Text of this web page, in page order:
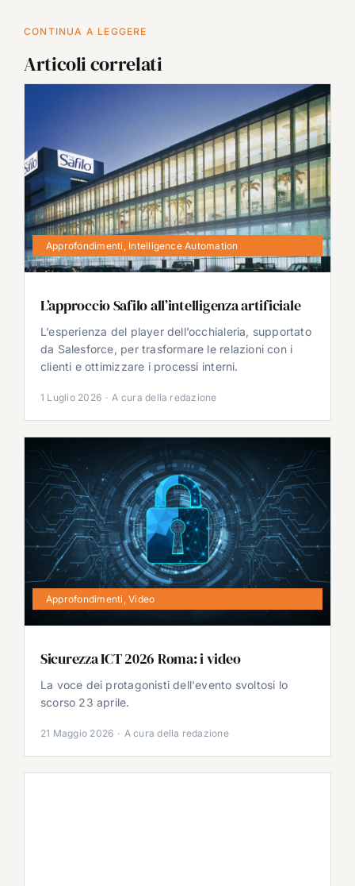
CONTINUA A LEGGERE
Articoli correlati
Approfondimenti Intelligence Automation
L’approccio Safilo all’intelligenza artificiale
L’esperienza del player dell’occhialeria, supportato
da Salesforce, per trasformare le relazioni con i
clienti e ottimizzare i processi interni.
1 Luglio 2026 · A cura della redazione
Approfondimenti ,Video
Sicurezza ICT 2026 Roma: i video
La voce dei protagonisti dell'evento svoltosi lo
scorso 23 aprile.
21 Maggio 2026 · A cura della redazione